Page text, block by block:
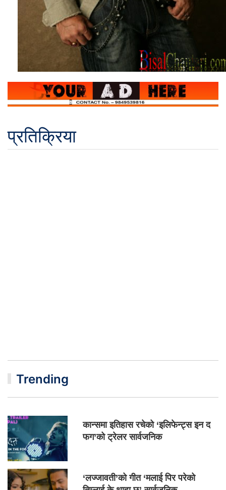
प्रतिक्रिया
Trending
कान्समा इतिहास रचेको ‘इलिफेन्ट्स इन द
फग’को ट्रेलर सार्वजनिक
‘लज्जावती’को गीत ‘मलाई पिर परेको